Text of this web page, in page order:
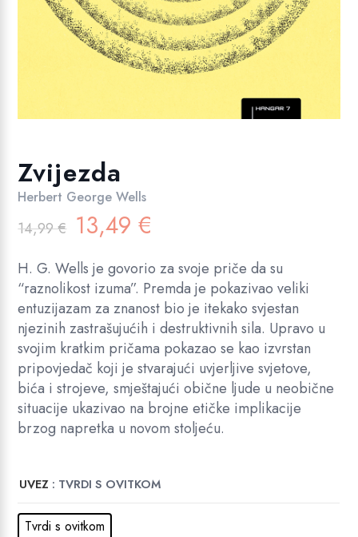
Zvijezda
Herbert George Wells
14,99€ Izvorna
cijena
bila
je:
14,99 €.
13,49€
je:
13,49 €.
H. G. Wells je govorio za svoje priče da su
“raznolikost izuma”. Premda je pokazivao veliki
entuzijazam za znanost bio je itekako svjestan
njezinih zastrašujućih i destruktivnih sila. Upravo u
svojim kratkim pričama pokazao se kao izvrstan
pripovjedač koji je stvarajući uvjerljive svjetove,
bića i strojeve, smještajući obične ljude u neobične
situacije ukazivao na brojne etičke implikacije
brzog napretka u novom stoljeću.
UVEZ : TVRDI S OVITKOM
Tvrdi s ovitkom